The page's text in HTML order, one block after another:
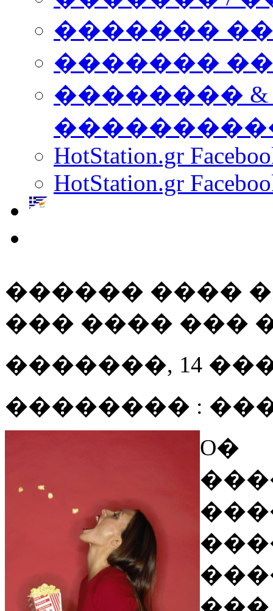
�������
������� ���
��������
HotStation.gr
HotStation.gr
������ ����
��� ���� ���
�������, 14 ���
�������� :
O�